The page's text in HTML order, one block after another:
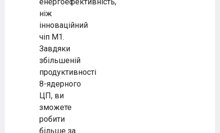
ніж
інноваційний
чіп M1.
Завдяки
збільшеній
продуктивності
8-ядерного
ЦП, ви
зможете
робити
більше за